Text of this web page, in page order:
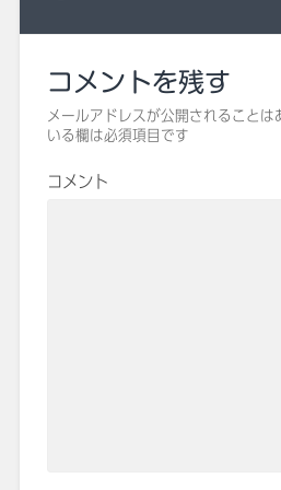
コメントを残す
メールアドレスが公開されることは
いる欄は必須項目です
コメント